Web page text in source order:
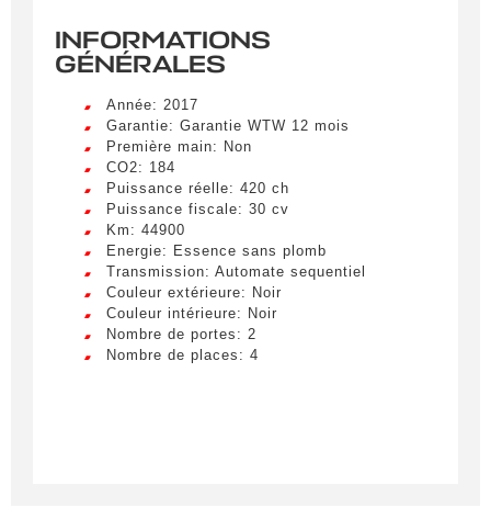
INFORMATIONS
GÉNÉRALES
Année: 2017
Garantie: Garantie WTW 12 mois
Première main: Non
CO2: 184
Puissance réelle: 420 ch
Puissance fiscale: 30 cv
Km: 44900
Energie: Essence sans plomb
Transmission: Automate sequentiel
Couleur extérieure: Noir
Couleur intérieure: Noir
Nombre de portes: 2
Nombre de places: 4